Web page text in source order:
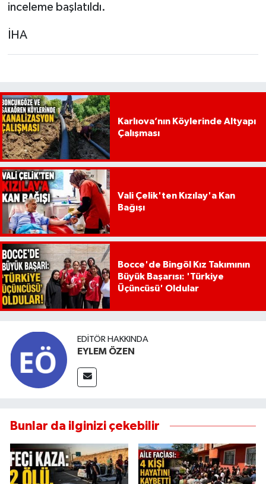
inceleme başlatıldı.
İHA
Karlıova’nın Köylerinde Altyapı
Çalışması
Vali Çelik'ten Kızılay'a Kan
Bağışı
Bocce'de Bingöl Kız Takımının
Büyük Başarısı: 'Türkiye
Üçüncüsü' Oldular
EDITÖR HAKKINDA
EYLEM ÖZEN
Bunlar da ilginizi çekebilir